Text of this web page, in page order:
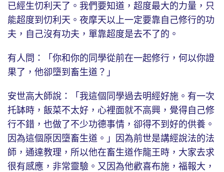
已經生忉利天了。我們要知道，超度最大的力量，只
能超度到忉利天。夜摩天以上一定要靠自己修行的功
夫，自己沒有功夫，單靠超度是去不了的。
有人問：「你和你的同學從前在一起修行，何以你證
果了，他卻墮到畜生道？」
安世高大師說：「我這個同學過去明經好施。有一次
托缽時，飯菜不太好，心裡面就不高興，覺得自己修
行不錯，也做了不少功德事情，卻得不到好的供養。
因為這個原因墮畜生道。」因為前世是講經說法的法
師，通達教理，所以他在畜生道作龍王時，大家去求
很有感應，非常靈驗。又因為他歡喜布施，福報大，